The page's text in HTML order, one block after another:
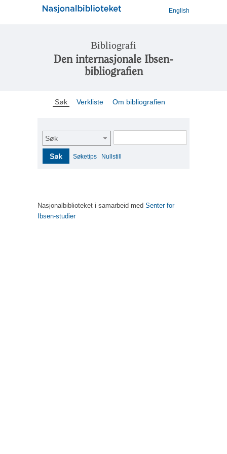
English
Bibliografi
Den internasjonale Ibsen-
bibliografien
Søk Verkliste Om bibliografien
Søk
Søk Søketips Nullstill
Nasjonalbiblioteket i samarbeid med Senter for
Ibsen-studier